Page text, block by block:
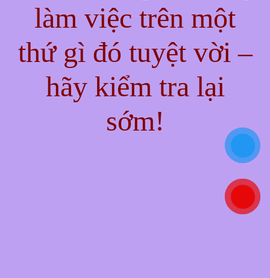
làm việc trên một
thứ gì đó tuyệt vời –
hãy kiểm tra lại
sớm!